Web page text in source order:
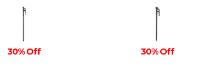
30% Off 30% Off